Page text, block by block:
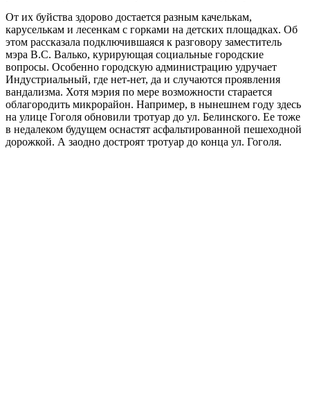
От их буйства здорово достается разным качелькам,
каруселькам и лесенкам с горками на детских площадках. Об
этом рассказала подключившаяся к разговору заместитель
мэра В.С. Валько, курирующая социальные городские
вопросы. Особенно городскую администрацию удручает
Индустриальный, где нет-нет, да и случаются проявления
вандализма. Хотя мэрия по мере возможности старается
облагородить микрорайон. Например, в нынешнем году здесь
на улице Гоголя обновили тротуар до ул. Белинского. Ее тоже
в недалеком будущем оснастят асфальтированной пешеходной
дорожкой. А заодно достроят тротуар до конца ул. Гоголя.